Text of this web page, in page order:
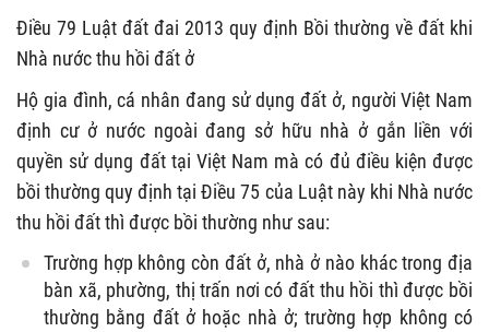
Điều 79 Luật đất đai 2013 quy định Bồi thường về đất khi
Nhà nước thu hồi đất ở
Hộ gia đình, cá nhân đang sử dụng đất ở, người Việt Nam
định cư ở nước ngoài đang sở hữu nhà ở gắn liền với
quyền sử dụng đất tại Việt Nam mà có đủ điều kiện được
bồi thường quy định tại Điều 75 của Luật này khi Nhà nước
thu hồi đất thì được bồi thường như sau:
Trường hợp không còn đất ở, nhà ở nào khác trong địa
bàn xã, phường, thị trấn nơi có đất thu hồi thì được bồi
thường bằng đất ở hoặc nhà ở; trường hợp không có